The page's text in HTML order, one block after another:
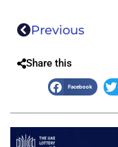
Previous
Share this
Facebook